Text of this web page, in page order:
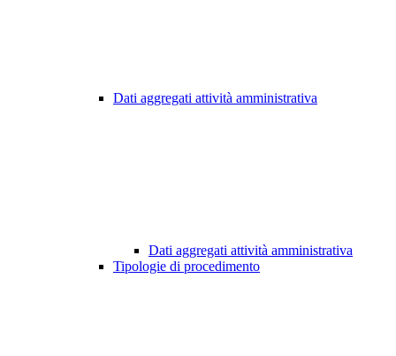
Dati aggregati attività amministrativa
Dati aggregati attività amministrativa
Tipologie di procedimento